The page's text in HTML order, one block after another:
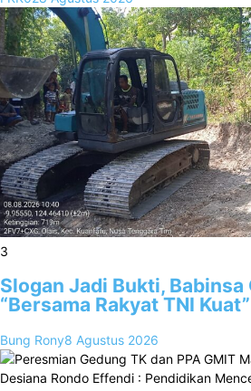
3
Slogan Jadi Bukti,
“Bersama Rakyat TNI
Bung Rony8 Agustus 2026